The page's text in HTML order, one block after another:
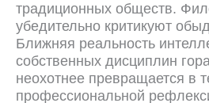
традиционных обществ.
убедительно критикуют
Ближняя реальность
собственных дисциплин
неохотнее превращается в
профессиональной